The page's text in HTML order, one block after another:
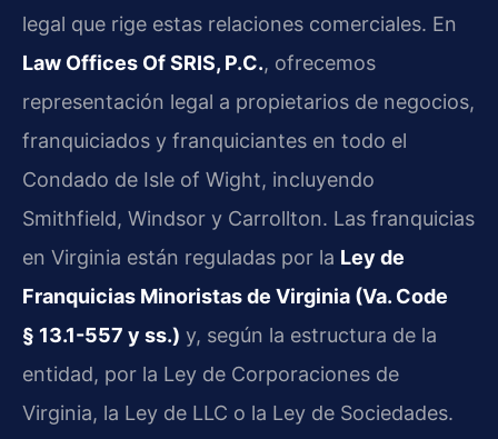
legal que rige estas relaciones comerciales. En
Law Offices Of SRIS, P.C., ofrecemos
representación legal a propietarios de negocios,
franquiciados y franquiciantes en todo el
Condado de Isle of Wight, incluyendo
Smithfield, Windsor y Carrollton. Las franquicias
en Virginia están reguladas por la Ley de
Franquicias Minoristas de Virginia (Va. Code
§ 13.1-557 y ss.) y, según la estructura de la
entidad, por la Ley de Corporaciones de
Virginia, la Ley de LLC o la Ley de Sociedades.